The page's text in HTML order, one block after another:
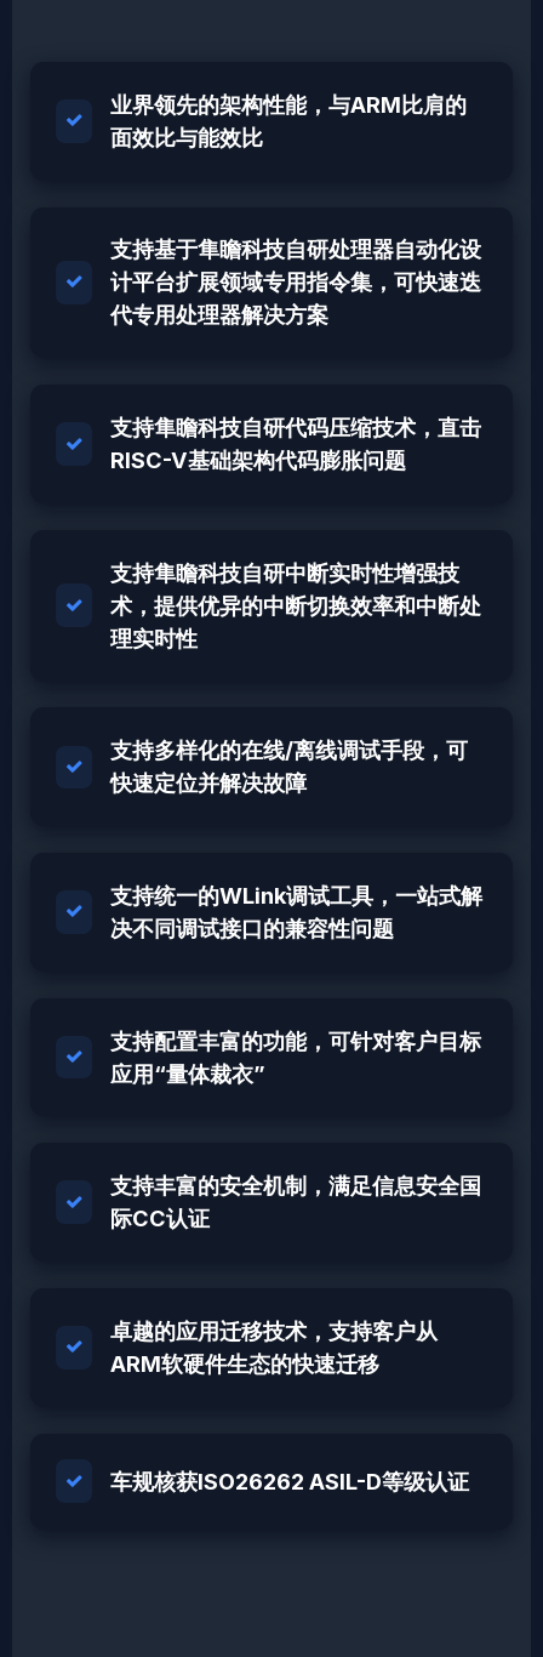
业界领先的架构性能，与ARM比肩的
面效比与能效比
支持基于隼瞻科技自研处理器自动化设
计平台扩展领域专用指令集，可快速迭
代专用处理器解决方案
支持隼瞻科技自研代码压缩技术，直击
RISC-V基础架构代码膨胀问题
支持隼瞻科技自研中断实时性增强技
术，提供优异的中断切换效率和中断处
理实时性
支持多样化的在线/离线调试手段，可
快速定位并解决故障
支持统一的WLink调试工具，一站式解
决不同调试接口的兼容性问题
支持配置丰富的功能，可针对客户目标
应用“量体裁衣”
支持丰富的安全机制，满足信息安全国
际CC认证
卓越的应用迁移技术，支持客户从
ARM软硬件生态的快速迁移
车规核获ISO26262 ASIL-D等级认证